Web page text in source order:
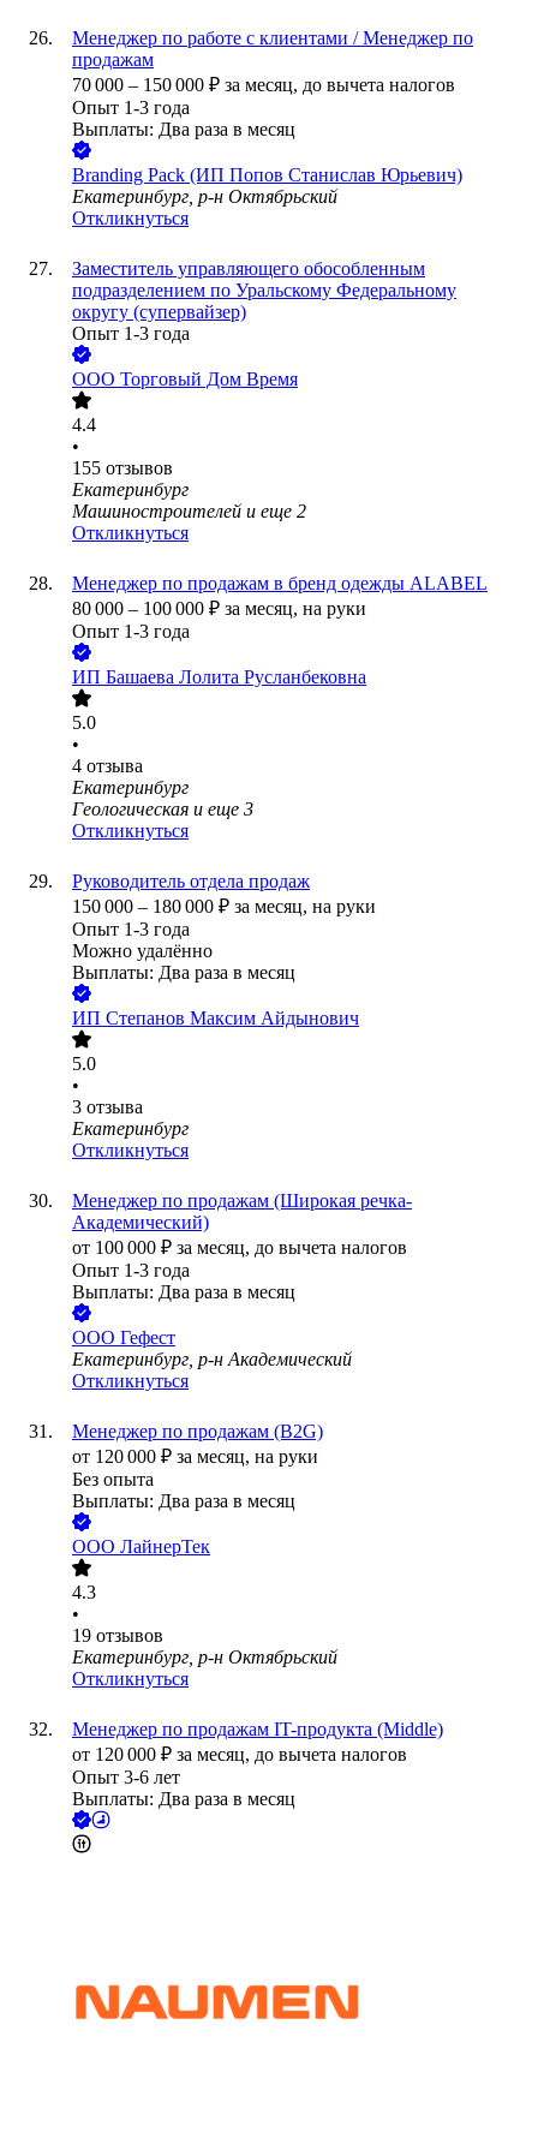
Менеджер по работе с клиентами / Менеджер по
продажам
70 000 – 150 000 ₽ за месяц, до вычета налогов
Опыт 1-3 года
Выплаты: Два раза в месяц
Branding Pack (ИП Попов Станислав Юрьевич)
Екатеринбург, р-н Октябрьский
Откликнуться
Заместитель управляющего обособленным
подразделением по Уральскому Федеральному
округу (супервайзер)
Опыт 1-3 года
ООО Торговый Дом Время
4.4
•
155 отзывов
Екатеринбург
Машиностроителей и еще 2
Откликнуться
Менеджер по продажам в бренд одежды ALABEL
80 000 – 100 000 ₽ за месяц, на руки
Опыт 1-3 года
ИП Башаева Лолита Русланбековна
5.0
•
4 отзыва
Екатеринбург
Геологическая и еще 3
Откликнуться
Руководитель отдела продаж
150 000 – 180 000 ₽ за месяц, на руки
Опыт 1-3 года
Можно удалённо
Выплаты: Два раза в месяц
ИП Степанов Максим Айдынович
5.0
•
3 отзыва
Екатеринбург
Откликнуться
Менеджер по продажам (Широкая речка-
Академический)
от 100 000 ₽ за месяц, до вычета налогов
Опыт 1-3 года
Выплаты: Два раза в месяц
ООО Гефест
Екатеринбург, р-н Академический
Откликнуться
Менеджер по продажам (B2G)
от 120 000 ₽ за месяц, на руки
Без опыта
Выплаты: Два раза в месяц
ООО ЛайнерТек
4.3
•
19 отзывов
Екатеринбург, р-н Октябрьский
Откликнуться
Менеджер по продажам IT-продукта (Middle)
от 120 000 ₽ за месяц, до вычета налогов
Опыт 3-6 лет
Выплаты: Два раза в месяц